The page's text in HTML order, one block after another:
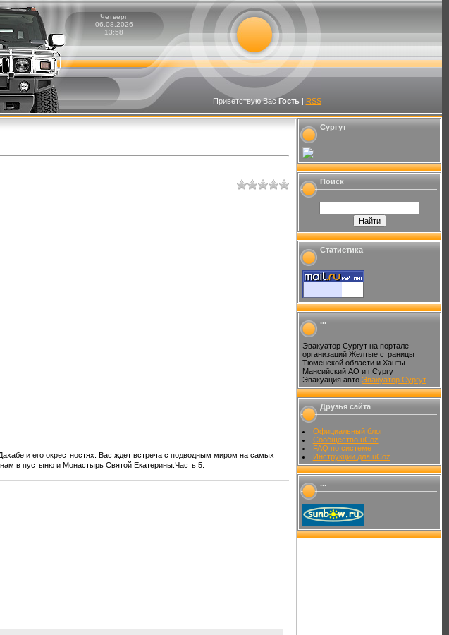
Четверг
06.08.2026
13:58
Приветствую Вас Гость| RSS
и его окрестностях. Вас ждет встреча с подводным миром на самых
в пустыню и Монастырь Святой Екатерины.Часть 5.
Сургут
Поиск
Статистика
...
Эвакуатор Сургут на портале
организаций Желтые страницы
Тюменской области и Ханты
Мансийский АО и г.Сургут
Эвакуация авто Эвакуатор Сургут.
Друзья сайта
Официальный блог
Сообщество uCoz
FAQ по системе
Инструкции для uCoz
...